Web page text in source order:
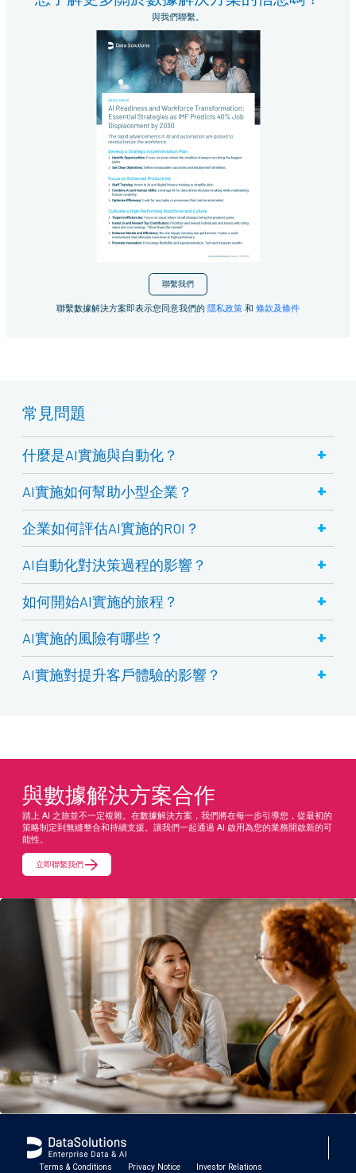
與我們聯繫。
聯繫我們
聯繫數據解決方案即表示您同意我們的 隱私政策 和 條款及條件
常見問題
什麼是AI實施與自動化？ +
AI實施如何幫助小型企業？ +
企業如何評估AI實施的ROI？ +
AI自動化對決策過程的影響？ +
如何開始AI實施的旅程？ +
AI實施的風險有哪些？ +
AI實施對提升客戶體驗的影響？ +
與數據解決方案合作
踏上 AI 之旅並不一定複雜。在數據解決方案，我們將在每一步引導您，從最初的
策略制定到無縫整合和持續支援。讓我們一起通過 AI 啟用為您的業務開啟新的可
能性。
立即聯繫我們
Terms & Conditions Privacy Notice Investor Relations